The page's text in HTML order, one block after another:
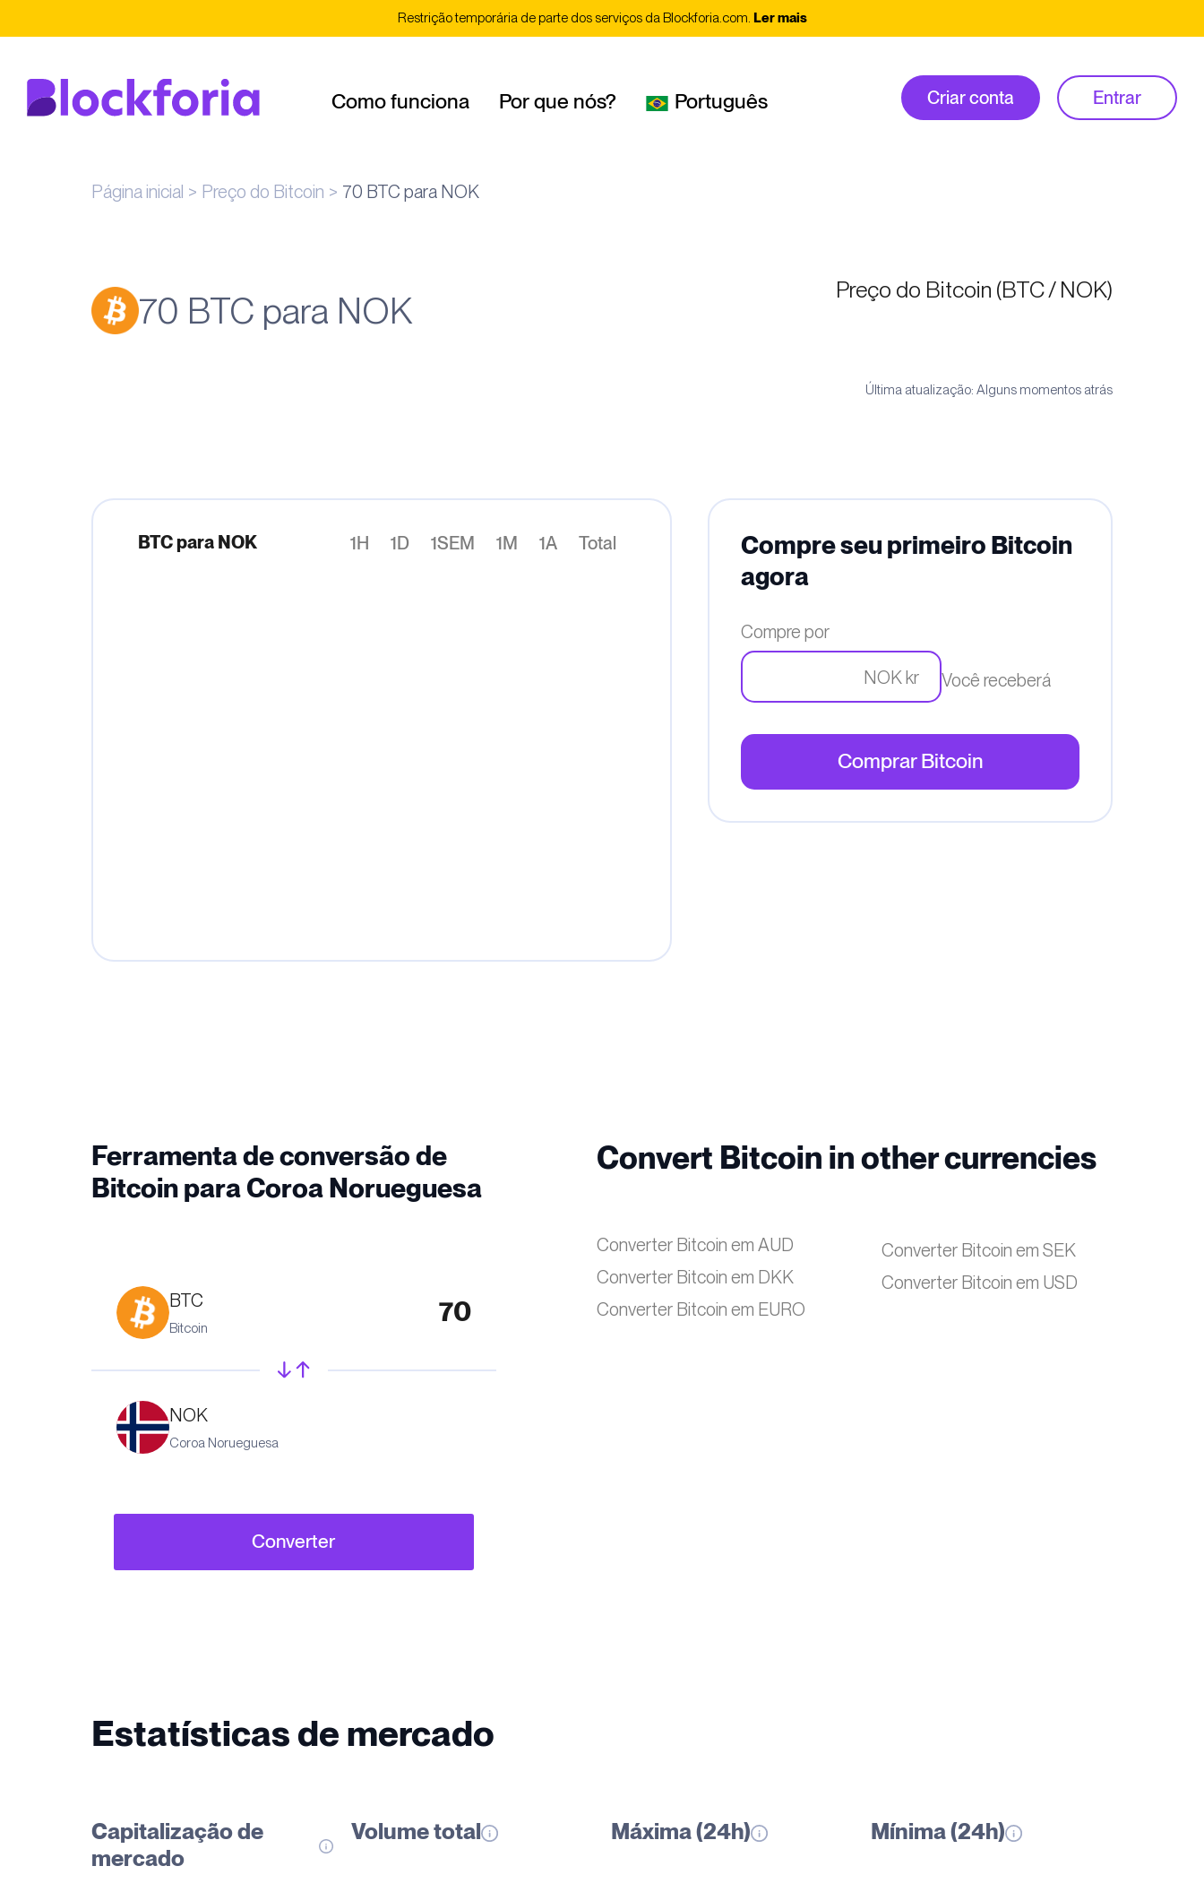
Restrição temporária de parte dos serviços da Blockforia.com. Ler mais
Como funciona Por que nós? Português Criar conta Entrar
Página inicial Preço do Bitcoin 70 BTC para NOK
70 BTC para NOK Preço do Bitcoin (BTC / NOK)
Última atualização: Alguns momentos atrás
BTC para NOK 1H 1D 1SEM 1M 1A Total
Compre seu primeiro Bitcoin
agora
Compre por
NOK kr Você receberá
Comprar Bitcoin
Ferramenta de conversão de
Bitcoin para Coroa Norueguesa
BTC
Bitcoin
NOK
Coroa Norueguesa
Converter
Convert Bitcoin in other currencies
Converter Bitcoin em AUD
Converter Bitcoin em DKK
Converter Bitcoin em EURO
Converter Bitcoin em SEK
Converter Bitcoin em USD
Estatísticas de mercado
Capitalização de
mercado
Volume total Máxima (24h) Mínima (24h)